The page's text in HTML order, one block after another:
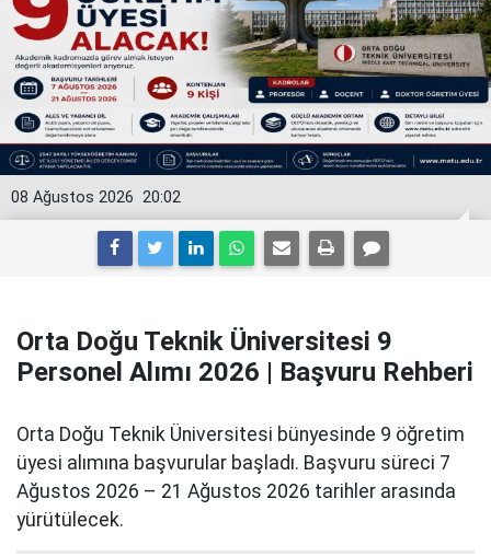
20:02
08 Ağustos 2026
Orta Doğu Teknik Üniversitesi 9
Personel Alımı 2026 | Başvuru Rehberi
Orta Doğu Teknik Üniversitesi bünyesinde 9 öğretim
üyesi alımına başvurular başladı. Başvuru süreci 7
Ağustos 2026 – 21 Ağustos 2026 tarihler arasında
yürütülecek.